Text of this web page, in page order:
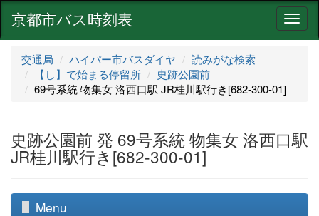
ナ
ビ
京都市バス時刻表
交通局 ハイパー市バスダイヤ
読みがな検索
【し】で始まる停留所
史跡公園前
69号系統 物集女 洛西口駅 JR桂川駅行き[682-300-01]
史跡公園前 発 69号系統 物集女 洛西口駅
JR桂川駅行き[682-300-01]
Menu